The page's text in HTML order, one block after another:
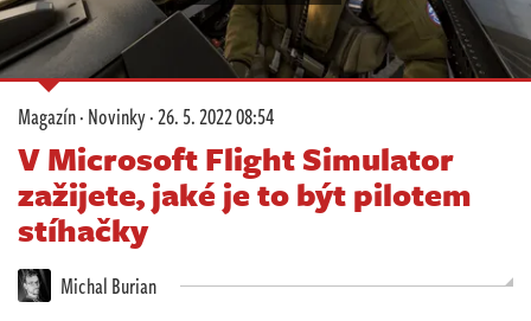
Databáze
Komunita
Redakce
Živě
Magazín·Novinky·26. 5. 2022 08:54
V Microsoft Flight Simulator
zažijete, jaké je to být pilotem
stíhačky
Michal Burian